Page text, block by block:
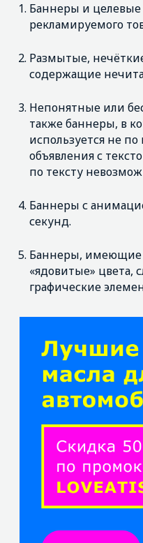
Баннеры и целевые
рекламируемого
Размытые,
содержащие
Непонятные или
также баннеры, в
используется не
объявления с
по тексту
Баннеры с
секунд.
Баннеры, имеющие
«ядовитые» цвета,
графические
Хорошо